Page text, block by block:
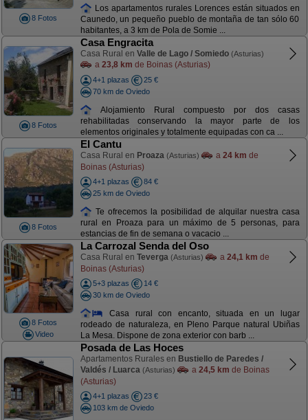
8 Fotos
Los apartamentos rurales Lorences están situados en
Caunedo, un pequeño pueblo de montaña de tan sólo 60
habitantes, a 3 km de Pola de Somie ...
8 Fotos
Casa Engracita
Casa Rural en Valle de Lago / Somiedo (Asturias)
a 23,8 km de Boinas (Asturias)
4+1 plazas
25 €
70 km de Oviedo
Alojamiento Rural compuesto por dos casas
rehabilitadas conservando la mayor parte de los
elementos originales y totalmente equipadas con ca ...
8 Fotos
El Cantu
Casa Rural en Proaza (Asturias) a 24 km de
Boinas (Asturias)
4+1 plazas
84 €
25 km de Oviedo
Te ofrecemos la posibilidad de alquilar nuestra casa
rural en Proaza para un máximo de 5 personas, para
estancias de fin de semana o vacacio ...
8 Fotos
Video
La Carrozal Senda del Oso
Casa Rural en Teverga (Asturias) a 24,1 km de
Boinas (Asturias)
5+3 plazas
14 €
30 km de Oviedo
Casa rural con encanto, situada en un lugar
rodeado de naturaleza, en Pleno Parque natural Ubiñas
La Mesa. Dispone de zona exterior con barb ...
Posada de Las Hoces
Apartamentos Rurales en Bustiello de Paredes /
Valdés / Luarca (Asturias) a 24,5 km de Boinas
(Asturias)
4+1 plazas
23 €
103 km de Oviedo